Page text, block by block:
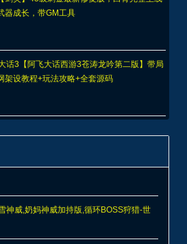
器成长，带GM工具
话3【阿飞大话西游3苍涛龙吟第二版】带局
架设教程+玩法攻略+全套源码
神威,奶妈神威加持版,循环BOSS狩猎-世